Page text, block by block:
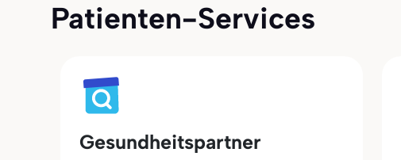
Patienten-Services
Gesundheitspartner